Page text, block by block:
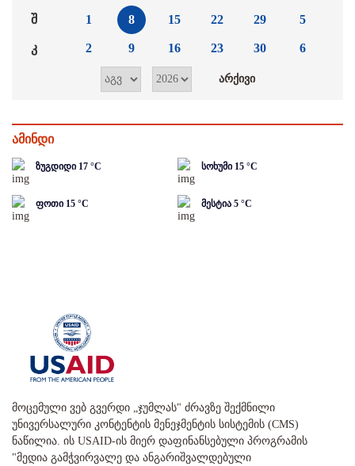
შ
კ
1
2
8
9
15
16
22
23
29
30
5
6
ამინდი
ზუგდიდი 17 °C სოხუმი 15 °C
ფოთი 15 °C მესტია 5 °C
მოცემული ვებ გვერდი „ჯუმლას" ძრავზე შექმნილი
უნივერსალური კონტენტის მენეჯმენტის სისტემის (CMS)
ნაწილია. ის USAID-ის მიერ დაფინანსებული პროგრამის
"მედია გამჭვირვალე და ანგარიშვალდებული